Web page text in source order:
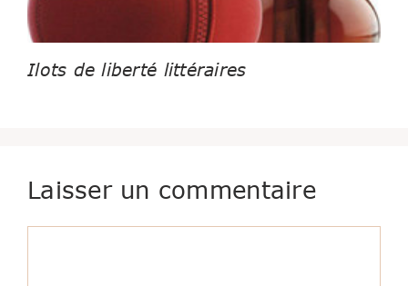
Ilots de liberté littéraires
Laisser un commentaire